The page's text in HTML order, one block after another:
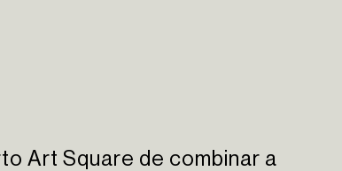
Art Square de combinar a